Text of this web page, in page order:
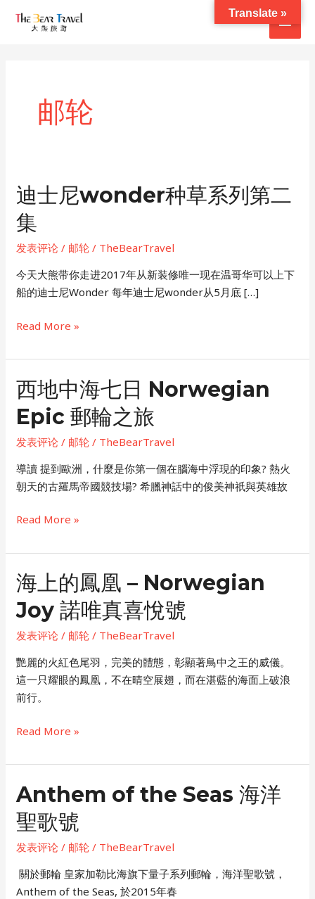
主
邮轮
迪士尼wonder种草系列第二
集
发表评论 / 邮轮 / TheBearTravel
今天大熊带你走进2017年从新装修唯一现在温哥华可以上下
船的迪士尼Wonder 每年迪士尼wonder从5月底 […]
迪
尼
wonder
种
草
列
第
二
Read More »
西地中海七日 Norwegian
Epic 郵輪之旅
发表评论 / 邮轮 / TheBearTravel
導讀 提到歐洲，什麼是你第一個在腦海中浮現的印象? 熱火
朝天的古羅馬帝國競技場? 希臘神話中的俊美神祇與英雄故
西
中
海
七
日
Norwegian
Epic
郵
輪
之
Read More »
海上的鳳凰 – Norwegian
Joy 諾唯真喜悅號
发表评论 / 邮轮 / TheBearTravel
艷麗的火紅色尾羽，完美的體態，彰顯著鳥中之王的威儀。
這一只耀眼的鳳凰，不在晴空展翅，而在湛藍的海面上破浪
前行。
海
的
凰
–
Norwegian
Joy
諾
唯
Read More »
Anthem of the Seas 海洋
聖歌號
发表评论 / 邮轮 / TheBearTravel
​ 關於郵輪 皇家加勒比海旗下量子系列郵輪，海洋聖歌號，
Anthem of the Seas, 於2015年春
Translate »